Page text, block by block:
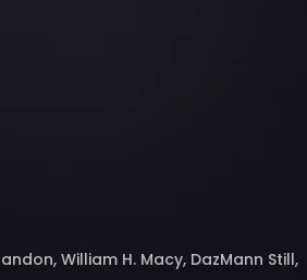
William H. Macy, DazMann Still,